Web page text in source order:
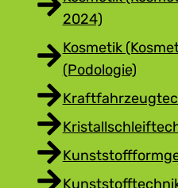
2024)
Kosmetik
(Podologie)